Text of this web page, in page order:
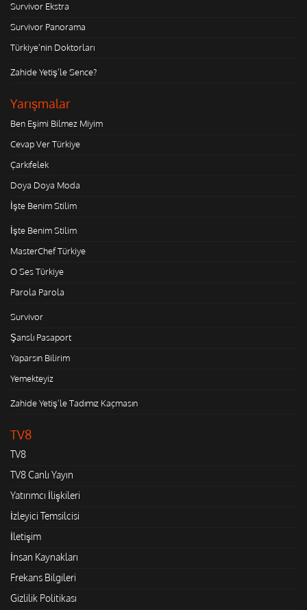
Survivor Ekstra
Survivor Panorama
Türkiye'nin Doktorları
Zahide Yetiş'le Sence?
Yarışmalar
Ben Eşimi Bilmez Miyim
Cevap Ver Türkiye
Çarkıfelek
Doya Doya Moda
İşte Benim Stilim
İşte Benim Stilim
MasterChef Türkiye
O Ses Türkiye
Parola Parola
Survivor
Şanslı Pasaport
Yaparsın Bilirim
Yemekteyiz
Zahide Yetiş'le Tadımız Kaçmasın
TV8
TV8
TV8 Canlı Yayın
Yatırımcı İlişkileri
İzleyici Temsilcisi
İletişim
İnsan Kaynakları
Frekans Bilgileri
Gizlilik Politikası